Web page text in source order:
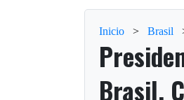
Inicio > Brasil
Brasil,